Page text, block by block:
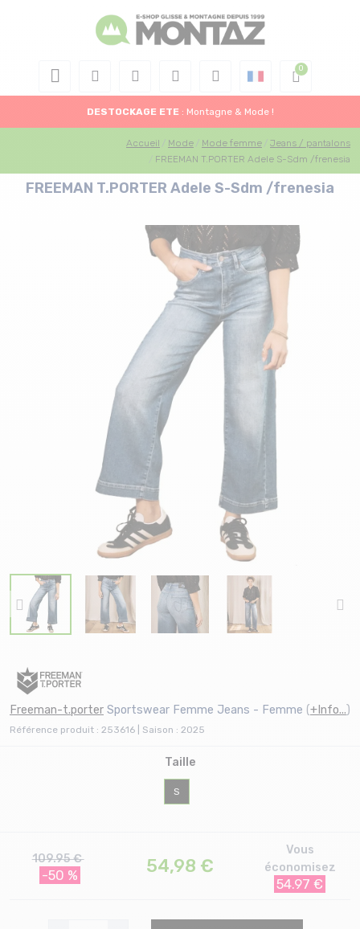
DESTOCKAGE ETE : Montagne & Mode !
Accueil Mode Mode femme
Jeans / pantalons
FREEMAN T.PORTER Adele S-Sdm /frenesia
FREEMAN T.PORTER Adele S-Sdm /frenesia
Freeman-t.porter Sportswear Femme Jeans - Femme (+Info...)
Référence produit : 253616 | Saison : 2025
Taille
S
109.95 €
-50 % 54,98 €
Vous
économisez
54.97 €